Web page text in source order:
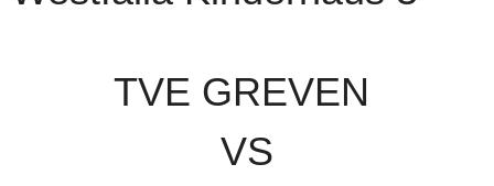
TVE GREVEN
VS